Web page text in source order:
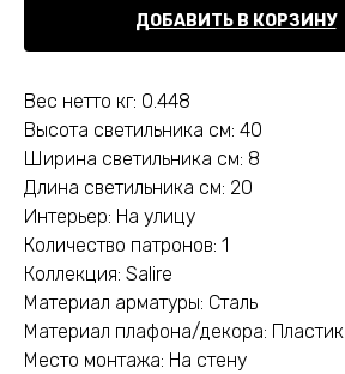
ДОБАВИТЬ В КОРЗИНУ
Вес нетто кг: 0.448
Высота светильника см: 40
Ширина светильника см: 8
Длина светильника см: 20
Интерьер: На улицу
Количество патронов: 1
Коллекция: Salire
Материал арматуры: Сталь
Материал плафона/декора: Пластик
Место монтажа: На стену